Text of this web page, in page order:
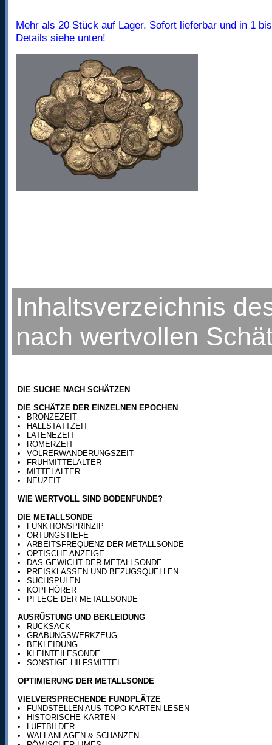
Mehr als 20 Stück auf Lager. Sofort lieferbar und in 1
Details siehe unten!
Inhaltsverzeichnis
nach wertvollen
DIE SUCHE NACH SCHÄTZEN
DIE SCHÄTZE DER EINZELNEN EPOCHEN
BRONZEZEIT
HALLSTATTZEIT
LATENEZEIT
RÖMERZEIT
VÖLRERWANDERUNGSZEIT
FRÜHMITTELALTER
MITTELALTER
NEUZEIT
WIE WERTVOLL SIND BODENFUNDE?
DIE METALLSONDE
FUNKTIONSPRINZIP
ORTUNGSTIEFE
ARBEITSFREQUENZ DER METALLSONDE
OPTISCHE ANZEIGE
DAS GEWICHT DER METALLSONDE
PREISKLASSEN UND BEZUGSQUELLEN
SUCHSPULEN
KOPFHÖRER
PFLEGE DER METALLSONDE
AUSRÜSTUNG UND BEKLEIDUNG
RUCKSACK
GRABUNGSWERKZEUG
BEKLEIDUNG
KLEINTEILESONDE
SONSTIGE HILFSMITTEL
OPTIMIERUNG DER METALLSONDE
VIELVERSPRECHENDE FUNDPLÄTZE
FUNDSTELLEN AUS TOPO-KARTEN LESEN
HISTORISCHE KARTEN
LUFTBILDER
WALLANLAGEN & SCHANZEN